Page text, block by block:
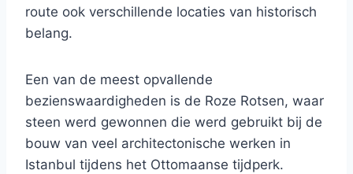
route ook verschillende locaties van historisch
belang.
Een van de meest opvallende
bezienswaardigheden is de Roze Rotsen, waar
steen werd gewonnen die werd gebruikt bij de
bouw van veel architectonische werken in
Istanbul tijdens het Ottomaanse tijdperk.